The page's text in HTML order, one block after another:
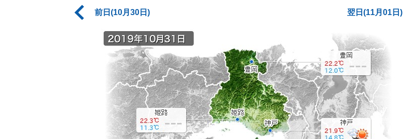
前日(10月30日) 翌日(11月01日)